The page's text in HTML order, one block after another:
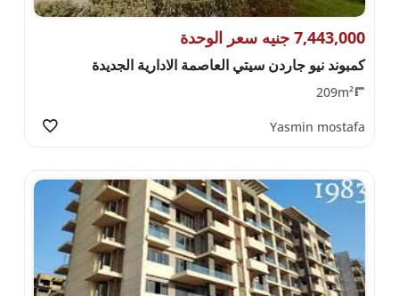
7,443,000 جنيه سعر الوحدة
كمبوند نيو جاردن سيتي العاصمة الادارية الجديدة
209m²
Yasmin mostafa